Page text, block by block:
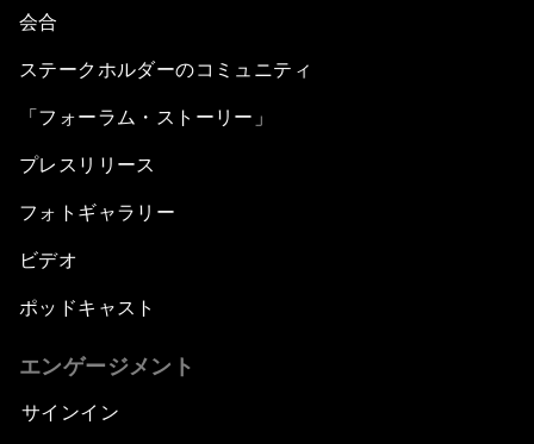
会合
ステークホルダーのコミュニティ
「フォーラム・ストーリー」
プレスリリース
フォトギャラリー
ビデオ
ポッドキャスト
エンゲージメント
サインイン